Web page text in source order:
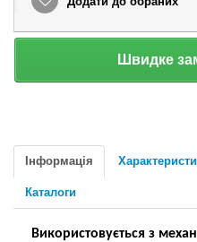
Швидке
Інформація
Каталоги
Використовується з